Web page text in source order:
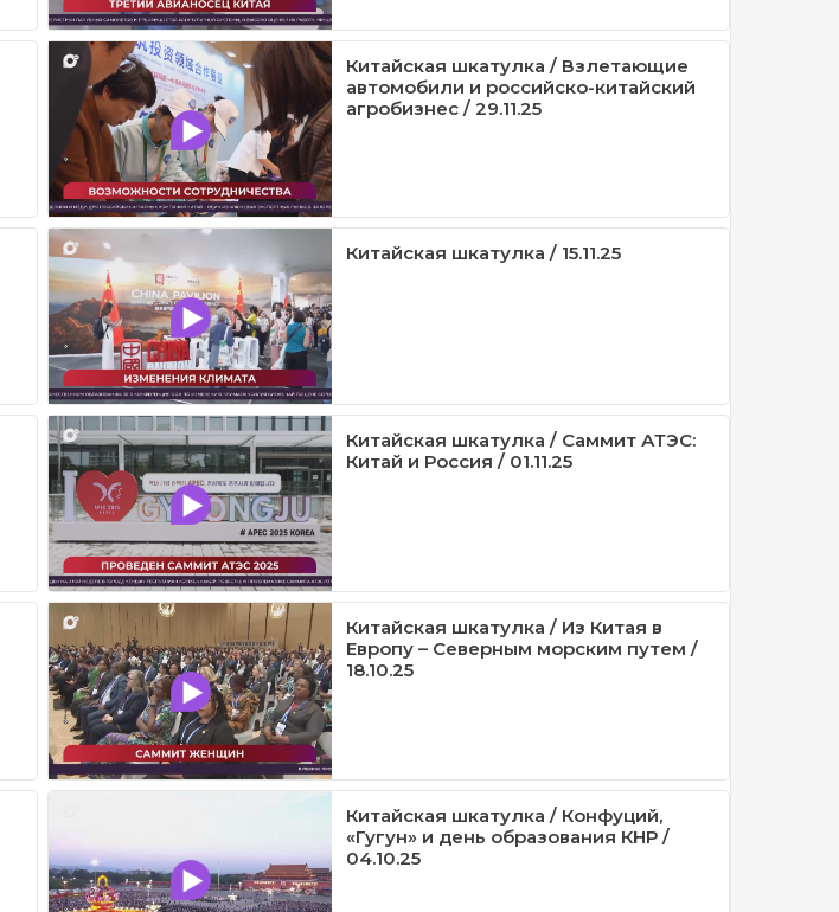
Китайская шкатулка / Взлетающие
автомобили и российско-китайский
агробизнес / 29.11.25
Китайская шкатулка / 15.11.25
Китайская шкатулка / Саммит АТЭС:
Китай и Россия / 01.11.25
Китайская шкатулка / Из Китая в
Европу – Северным морским путем /
18.10.25
Китайская шкатулка / Конфуций,
«Гугун» и день образования КНР /
04.10.25